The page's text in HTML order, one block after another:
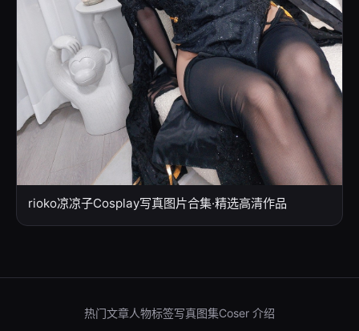
rioko凉凉子Cosplay写真图片合集·精选高清作品
热门文章人物标签写真图集Coser 介绍